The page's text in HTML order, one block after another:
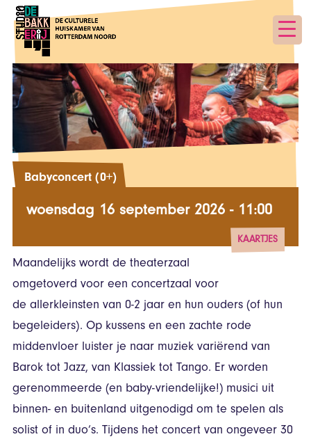
Babyconcert (0+)
woensdag 16 september 2026 - 11:00
KAARTJES
Maandelijks wordt de theaterzaal
omgetoverd voor een concertzaal voor
de allerkleinsten van 0-2 jaar en hun ouders (of hun
begeleiders). Op kussens en een zachte rode
middenvloer luister je naar muziek variërend van
Barok tot Jazz, van Klassiek tot Tango. Er worden
gerenommeerde (en baby-vriendelijke!) musici uit
binnen- en buitenland uitgenodigd om te spelen als
solist of in duo’s. Tijdens het concert van ongeveer 30